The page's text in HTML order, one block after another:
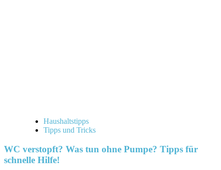
Haushaltstipps
Tipps und Tricks
WC verstopft? Was tun ohne Pumpe? Tipps für
schnelle Hilfe!